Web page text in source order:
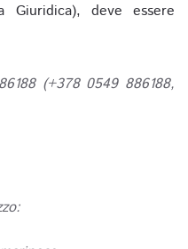
Giuridica), deve essere
(+378 0549 886188,